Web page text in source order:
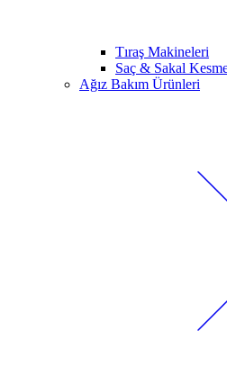
Tıraş Makineleri
Saç & Sakal
Ağız Bakım Ürünleri